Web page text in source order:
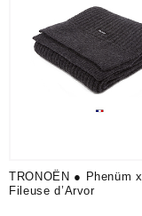
TRONOËN ● Phenüm x
Fileuse d’Arvor